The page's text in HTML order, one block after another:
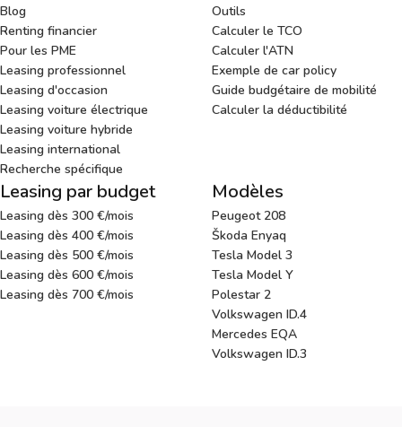
Blog
Renting financier
Pour les PME
Leasing professionnel
Leasing d'occasion
Leasing voiture électrique
Leasing voiture hybride
Leasing international
Recherche spécifique
Outils
Calculer le TCO
Calculer l'ATN
Exemple de car policy
Guide budgétaire de mobilité
Calculer la déductibilité
Leasing par budget
Leasing dès 300 €/mois
Leasing dès 400 €/mois
Leasing dès 500 €/mois
Leasing dès 600 €/mois
Leasing dès 700 €/mois
Modèles
Peugeot 208
Škoda Enyaq
Tesla Model 3
Tesla Model Y
Polestar 2
Volkswagen ID.4
Mercedes EQA
Volkswagen ID.3